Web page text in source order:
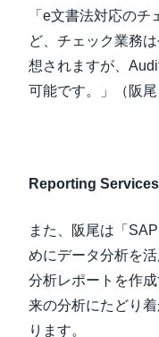
「e文書法対応の
ど、チェック業務
想されますが、
可能です。」（阪尾
Reporting
また、阪尾は「
めにデータ分析を
分析レポートを作
来の分析にたどり
ります。